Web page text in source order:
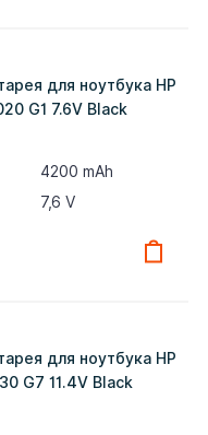
для ноутбука HP
G1 7.6V Black
4200 mAh
7,6 V
для ноутбука HP
G7 11.4V Black